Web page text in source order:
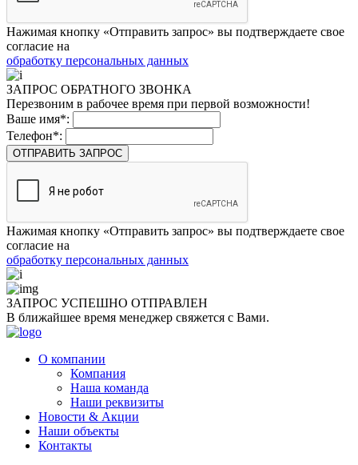
Нажимая кнопку «Отправить запрос» вы подтверждаете свое
согласие на
обработку персональных данных
ЗАПРОС ОБРАТНОГО ЗВОНКА
Перезвоним в рабочее время при первой возможности!
Ваше имя*:
Телефон*:
ОТПРАВИТЬ ЗАПРОС
Нажимая кнопку «Отправить запрос» вы подтверждаете свое
согласие на
обработку персональных данных
ЗАПРОС УСПЕШНО ОТПРАВЛЕН
В ближайшее время менеджер свяжется с Вами.
О компании
Компания
Наша команда
Наши реквизиты
Новости & Акции
Наши объекты
Контакты